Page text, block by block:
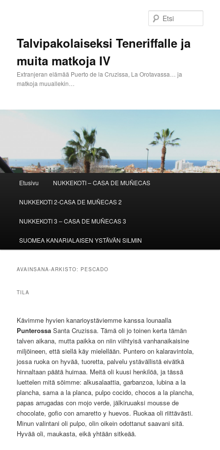
Talvipakolaiseksi Teneriffalle ja
muita matkoja IV
Extranjeran elämää Puerto de la Cruzissa, La Orotavassa… ja
matkoja muuallekin…
Etusivu NUKKEKOTI – CASA DE MUÑECAS
NUKKEKOTI 2-CASA DE MUÑECAS 2
NUKKEKOTI 3 – CASA DE MUÑECAS 3
SUOMEA KANARIALAISEN YSTÄVÄN SILMIN
AVAINSANA-ARKISTO: PESCADO
TILA
Kävimme hyvien kanarioystäviemme kanssa lounaalla
Punterossa Santa Cruzissa. Tämä oli jo toinen kerta tämän
talven aikana, mutta paikka on niin viihtyisä vanhanaikaisine
miljöineen, että siellä käy mielellään. Puntero on kalaravintola,
jossa ruoka on hyvää, tuoretta, palvelu ystävällistä eivätkä
hinnaltaan päätä huimaa. Meitä oli kuusi henkilöä, ja tässä
luettelen mitä söimme: alkusalaattia, garbanzoa, lubina a la
plancha, sama a la planca, pulpo cocido, chocos a la plancha,
papas arrugadas con mojo verde, jälkiruuaksi mousse de
chocolate, gofio con amaretto y huevos. Ruokaa oli riittävästi.
Minun valintani oli pulpo, olin oikein odottanut saavani sitä.
Hyvää oli, maukasta, eikä yhtään sitkeää.